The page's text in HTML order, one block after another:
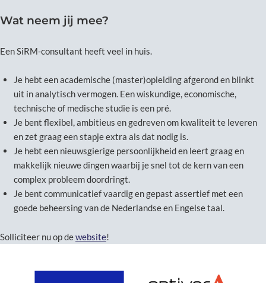
Wat neem jij mee?
Een SiRM-consultant heeft veel in huis.
Je hebt een academische (master)opleiding afgerond en blinkt
uit in analytisch vermogen. Een wiskundige, economische,
technische of medische studie is een pré.
Je bent flexibel, ambitieus en gedreven om kwaliteit te leveren
en zet graag een stapje extra als dat nodig is.
Je hebt een nieuwsgierige persoonlijkheid en leert graag en
makkelijk nieuwe dingen waarbij je snel tot de kern van een
complex probleem doordringt.
Je bent communicatief vaardig en gepast assertief met een
goede beheersing van de Nederlandse en Engelse taal.
Solliciteer nu op dewebsite!